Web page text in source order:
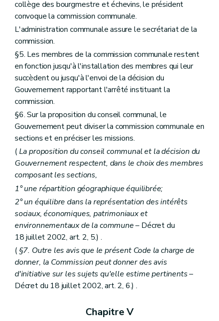
Art. 204
Section 4 Du retrait des mesures de protection
Art. 205
Section 5 Des effets des mesures de protection
Art. 207
Art. 208
Section 6 Des zones de protection
Art. 209
Section 7 Des écussons et des panneaux
Section première Des dispositions générales
Art. 211
Section 2 De la prévention
Sous-section première
De la fiche d'état sanitaire
Art. 212
Sous-section 2 De l'étude préalable
Art. 213
Sous-section 3
De la maintenance
Art. 214
Section 3 De la restauration
Art. 215
Art. 216
Section 4 De l'Institut du patrimoine wallon
Sous-section première
Art. 217
Sous-section 2
Objet et missions
Art. 218
Art. 219
Art. 220
Art. 222
collège des bourgmestre et échevins, le président
convoque la commission communale.
L'administration communale assure le secrétariat de la
commission.
§5. Les membres de la commission communale restent
en fonction jusqu'à l'installation des membres qui leur
succèdent ou jusqu'à l'envoi de la décision du
Gouvernement rapportant l'arrêté instituant la
commission.
§6. Sur la proposition du conseil communal, le
Gouvernement peut diviser la commission communale en
sections et en préciser les missions.
(La proposition du conseil communal et la décision du
Gouvernement respectent, dans le choix des membres
composant les sections,
1° une répartition géographique équilibrée;
2° un équilibre dans la représentation des intérêts
sociaux, économiques, patrimoniaux et
environnementaux de la commune– Décret du
18 juillet 2002, art. 2, 5.) .
( §7. Outre les avis que le présent Code la charge de
donner, la Commission peut donner des avis
d'initiative sur les sujets qu'elle estime pertinents–
Décret du 18 juillet 2002, art. 2, 6.) .
Chapitre V